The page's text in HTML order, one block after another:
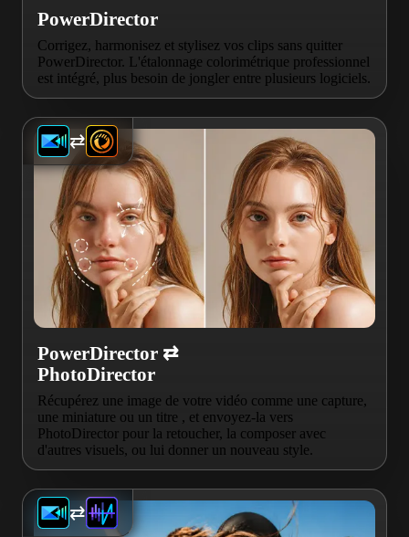
PowerDirector
Corrigez, harmonisez et stylisez vos clips sans quitter
PowerDirector. L'étalonnage colorimétrique professionnel
est intégré, plus besoin de jongler entre plusieurs logiciels.
PowerDirector ⇄
PhotoDirector
Récupérez une image de votre vidéo comme une capture,
une miniature ou un titre , et envoyez-la vers
PhotoDirector pour la retoucher, la composer avec
d'autres visuels, ou lui donner un nouveau style.
⇄
⇄